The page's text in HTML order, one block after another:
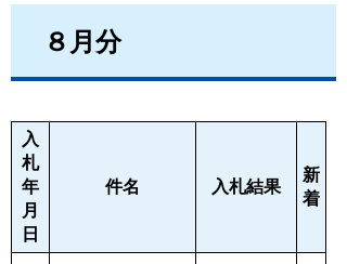
８月分
入
札
年
月
日
件名 入札結果
新
着